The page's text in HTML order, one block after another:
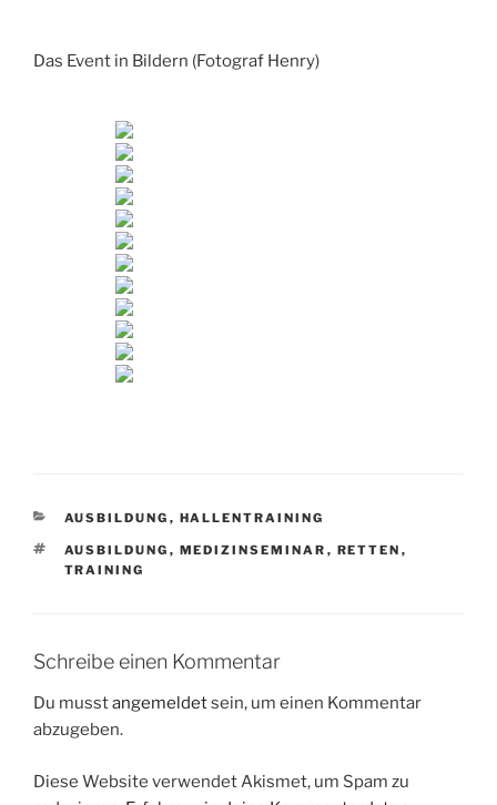
Das Event in Bildern (Fotograf Henry)
KATEGORIEN
AUSBILDUNG , HALLENTRAINING
SCHLAGWÖRTER
AUSBILDUNG , MEDIZINSEMINAR , RETTEN ,
TRAINING
Schreibe einen Kommentar
Du musstangemeldetsein, um einen Kommentar
abzugeben.
Diese Website verwendet Akismet, um Spam zu